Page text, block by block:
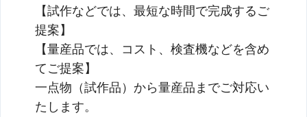
【試作などでは、最短な時間で完成するご
提案】
【量産品では、コスト、検査機などを含め
てご提案】
一点物（試作品）から量産品までご対応い
たします。